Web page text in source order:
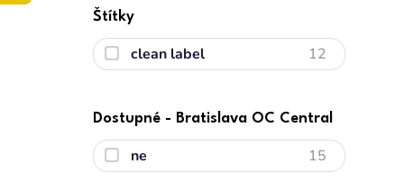
Štítky
clean label 12
Dostupné - Bratislava OC Central
ne 15